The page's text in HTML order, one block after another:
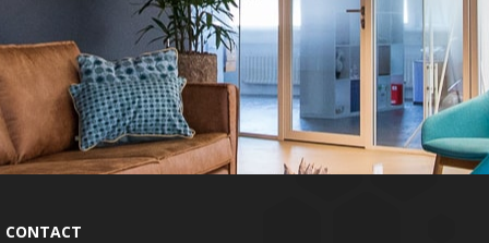
CONTACT